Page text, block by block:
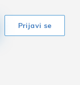
Prijavi se